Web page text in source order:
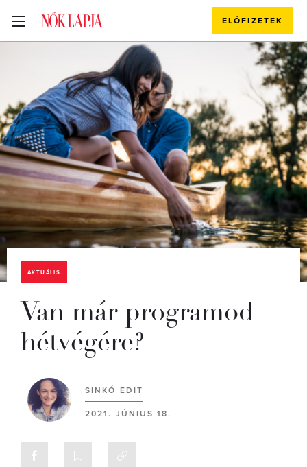
ELŐFIZETEK
AKTUÁLIS
Van már programod
hétvégére?
SINKÓ EDIT
2021. JÚNIUS 18.